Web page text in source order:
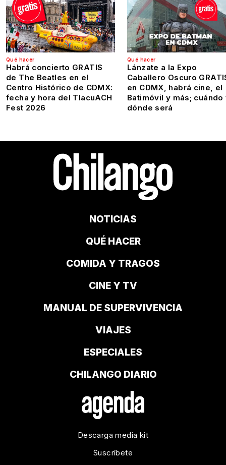
Qué hacer
Habrá concierto GRATIS
de The Beatles en el
Centro Histórico de CDMX:
fecha y hora del TlacuACH
Fest 2026
Qué hacer
Lánzate a la Expo
Caballero Oscuro
en CDMX, habrá cine, el
Batimóvil y más; cuándo
dónde será
NOTICIAS
QUÉ HACER
COMIDA Y TRAGOS
CINE Y TV
MANUAL DE SUPERVIVENCIA
VIAJES
ESPECIALES
CHILANGO DIARIO
Descarga media kit
Suscríbete